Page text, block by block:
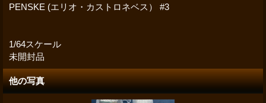
PENSKE (エリオ・カストロネベス） #3
1/64スケール
未開封品
他の写真